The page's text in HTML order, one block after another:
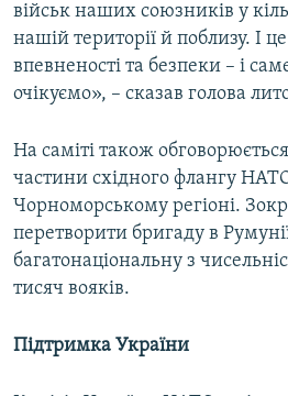
військ наших союзників у
нашій території й поблизу. І
впевненості та безпеки – і
очікуємо», – сказав голова
На саміті також
частини східного флангу
Чорноморському регіоні.
перетворити бригаду в
багатонаціональну з
тисяч вояків.
Підтримка України